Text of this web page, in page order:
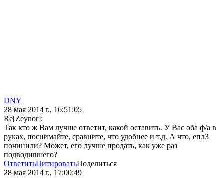
DNY
28 мая 2014 г., 16:51:05
Re[Zeynor]:
Так кто ж Вам лучше ответит, какой оставить. У Вас оба ф/а в
руках, поснимайте, сравните, что удобнее и т.д. А что, епл3
починили? Может, его лучше продать, как уже раз
подводившего?
ОтветитьЦитироватьПоделиться
28 мая 2014 г., 17:00:49